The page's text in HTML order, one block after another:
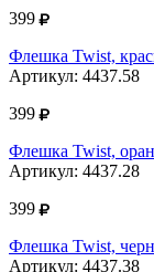
399
Флешка Twist,
Артикул: 4437.58
399
Флешка Twist,
Артикул: 4437.28
399
Флешка Twist,
Артикул: 4437.38